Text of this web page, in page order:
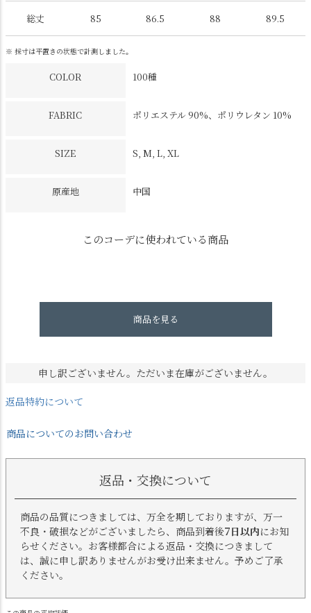
総丈 85 86.5 88 89.5
※ 採寸は平置きの状態で計測しました。
COLOR 100種
FABRIC ポリエステル 90%、ポリウレタン 10%
SIZE S, M, L, XL
原産地 中国
このコーデに使われている商品
商品を見る
申し訳ございません。ただいま在庫がございません。
返品特約について
商品についてのお問い合わせ
返品・交換について
商品の品質につきましては、万全を期しておりますが、万一
不良・破損などがございましたら、商品到着後7日以内にお知
らせください。お客様都合による返品・交換につきまして
は、誠に申し訳ありませんがお受け出来ません。予めご了承
ください。